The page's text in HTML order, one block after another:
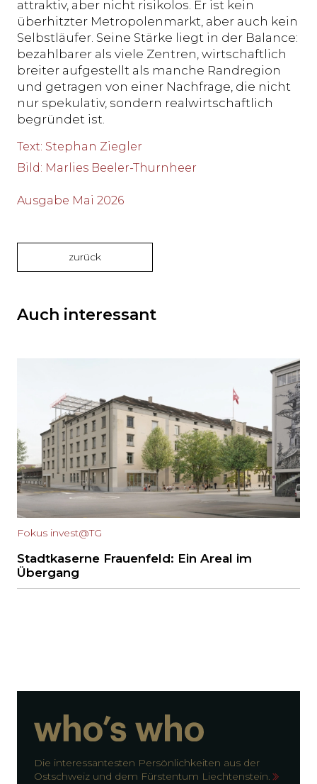
attraktiv, aber nicht risikolos. Er ist kein
überhitzter Metropolenmarkt, aber auch kein
Selbstläufer. Seine Stärke liegt in der Balance:
bezahlbarer als viele Zentren, wirtschaftlich
breiter aufgestellt als manche Randregion
und getragen von einer Nachfrage, die nicht
nur spekulativ, sondern realwirtschaftlich
begründet ist.
Text: Stephan Ziegler
Bild: Marlies Beeler-Thurnheer
Ausgabe Mai 2026
zurück
Auch interessant
Fokus invest@TG
Stadtkaserne Frauenfeld: Ein Areal im
Übergang
Die interessantesten Persönlichkeiten aus der
Ostschweiz und dem Fürstentum Liechtenstein.